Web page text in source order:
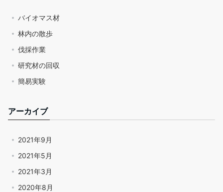
バイオマス材
林内の散歩
伐採作業
研究材の回収
簡易実験
アーカイブ
2021年9月
2021年5月
2021年3月
2020年8月